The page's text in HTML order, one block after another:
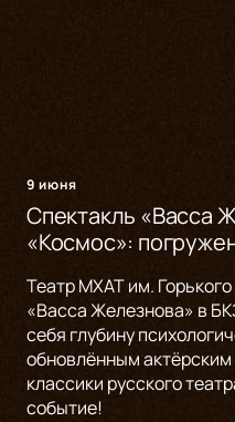
9 июня
Спектакль «Васса
«Космос»:
Театр МХАТ им.
«Васса Железнова» в
себя глубину
обновлённым
классики русского
событие!